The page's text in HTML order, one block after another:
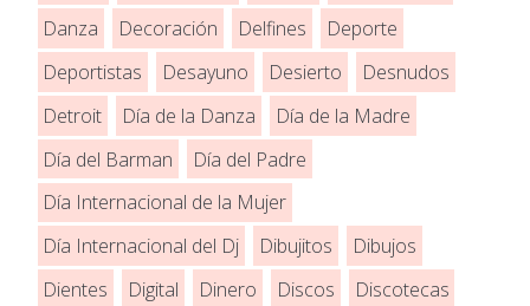
Danza
Decoración Delfines
Deporte
Deportistas
Desayuno Desierto
Desnudos
Detroit
Día de la Danza
Día de la Madre
Día del Barman
Día del Padre
Día Internacional de la Mujer
Día Internacional del Dj
Dibujitos
Dibujos
Dientes
Digital Dinero Discos
Discotecas